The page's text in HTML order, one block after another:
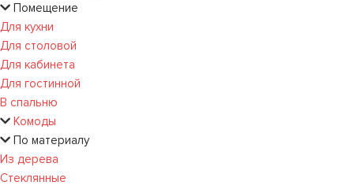
Помещение
Для кухни
Для столовой
Для кабинета
Для гостинной
В спальню
Комоды
По материалу
Из дерева
Стеклянные